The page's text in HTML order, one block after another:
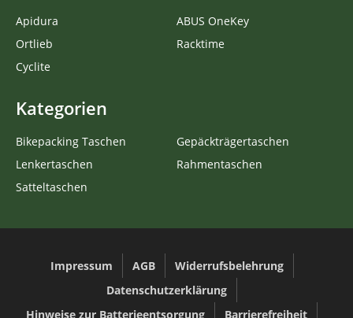
Apidura
Ortlieb
Cyclite
ABUS OneKey
Racktime
Kategorien
Bikepacking Taschen
Lenkertaschen
Satteltaschen
Gepäckträgertaschen
Rahmentaschen
Impressum AGB
Widerrufsbelehrung
Datenschutzerklärung
Hinweise zur Batterieentsorgung
Barrierefreiheit